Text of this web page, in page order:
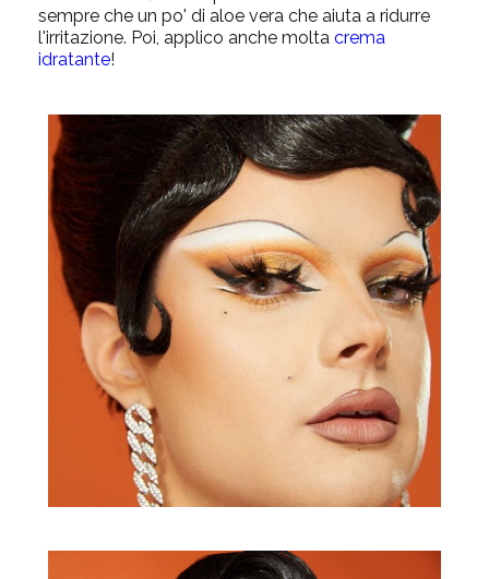
sempre che un po' di aloe vera che aiuta a ridurre
l'irritazione. Poi, applico anche molta crema
idratante!